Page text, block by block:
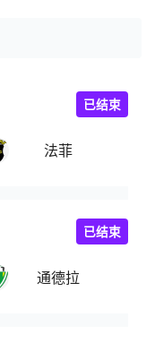
法菲
已结束
通德拉
已结束